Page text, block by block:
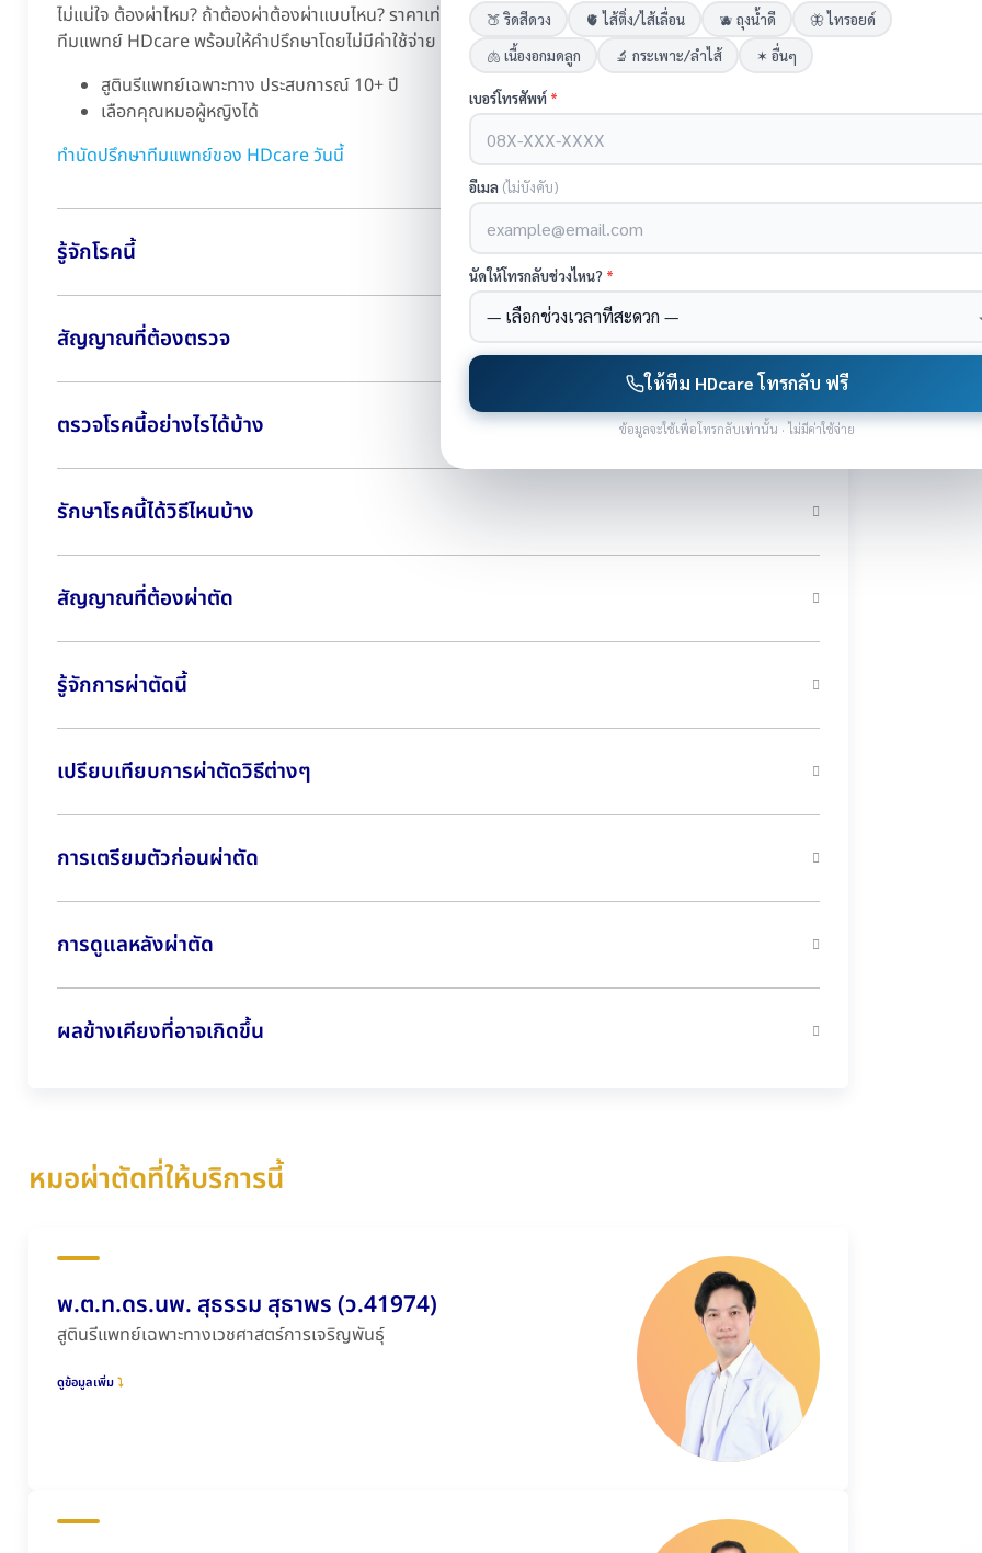
🍑 ริดสีดวง
🫀 ไส้ติ่ง/ไส้เลื่อน 🫐 ถุงน้ำดี
🦋 ไทรอยด์
🫁 เนื้องอกมดลูก
🔬 กระเพาะ/ลำไส้ ✶ อื่นๆ
เบอร์โทรศัพท์ *
อีเมล (ไม่บังคับ)
นัดให้โทรกลับช่วงไหน? *
ให้ทีม HDcare โทรกลับ ฟรี
ข้อมูลจะใช้เพื่อโทรกลับเท่านั้น · ไม่มีค่าใช้จ่าย
ไม่แน่ใจ ต้องผ่าไหม? ถ้าต้องผ่าต้องผ่าแบบไหน? ราคาเท่าไหร่? เบิกประกันได้ไหม?
ทีมแพทย์ HDcare พร้อมให้คำปรึกษาโดยไม่มีค่าใช้จ่าย
สูตินรีแพทย์เฉพาะทาง ประสบการณ์ 10+ ปี
เลือกคุณหมอผู้หญิงได้
ทำนัดปรึกษาทีมแพทย์ของ HDcare วันนี้
รู้จักโรคนี้
สัญญาณที่ต้องตรวจ
ตรวจโรคนี้อย่างไรได้บ้าง
รักษาโรคนี้ได้วิธีไหนบ้าง
สัญญาณที่ต้องผ่าตัด
รู้จักการผ่าตัดนี้
เปรียบเทียบการผ่าตัดวิธีต่างๆ
การเตรียมตัวก่อนผ่าตัด
การดูแลหลังผ่าตัด
ผลข้างเคียงที่อาจเกิดขึ้น
หมอผ่าตัดที่ให้บริการนี้
พ.ต.ท.ดร.นพ. สุธรรม สุธาพร (ว.41974)
สูตินรีแพทย์เฉพาะทางเวชศาสตร์การเจริญพันธุ์
ดูข้อมูลเพิ่ม